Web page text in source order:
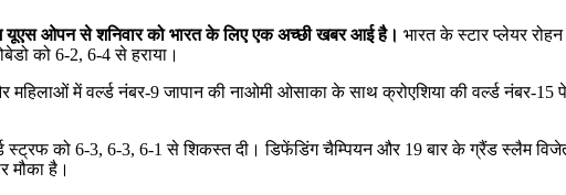
यूएस ओपन से शनिवार को भारत के लिए एक अच्छी खबर आई है। भारत के स्टार प्लेयर
को 6-2, 6-4 से हराया।
महिलाओं में वर्ल्ड नंबर-9 जापान की नाओमी ओसाका के साथ क्रोएशिया की वर्ल्ड नंबर-15
स्ट्रफ को 6-3, 6-3, 6-1 से शिकस्त दी। डिफेंडिंग चैम्पियन और 19 बार के ग्रैंड स्लैम
मौका है।